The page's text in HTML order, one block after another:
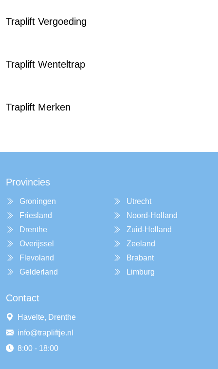
Traplift Vergoeding
Traplift Wenteltrap
Traplift Merken
Provincies
Groningen
Friesland
Drenthe
Overijssel
Flevoland
Gelderland
Utrecht
Noord-Holland
Zuid-Holland
Zeeland
Brabant
Limburg
Contact
Havelte, Drenthe
info@trapliftje.nl
8:00 - 18:00